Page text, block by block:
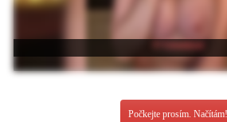
☉ Lisuniyaa
Počkejte prosím. Načítám!